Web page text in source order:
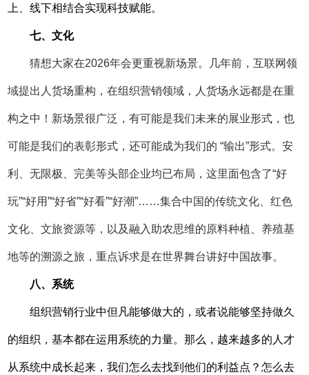
上、线下相结合实现科技赋能。
七、文化
猜想大家在2026年会更重视新场景。几年前，互联网领
域提出人货场重构，在组织营销领域，人货场永远都是在重
构之中！新场景很广泛，有可能是我们未来的展业形式，也
可能是我们的表彰形式，还可能成为我们的 “输出”形式。安
利、无限极、完美等头部企业均已布局，这里面包含了“好
玩”“好用”“好省”“好看”“好潮”……集合中国的传统文化、红色
文化、文旅资源等，以及融入助农思维的原料种植、养殖基
地等的溯源之旅，重点诉求是在世界舞台讲好中国故事。
八、系统
组织营销行业中但凡能够做大的，或者说能够坚持做久
的组织，基本都在运用系统的力量。那么，越来越多的人才
从系统中成长起来，我们怎么去找到他们的利益点？怎么去